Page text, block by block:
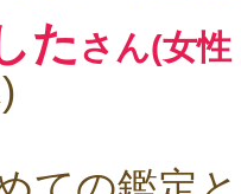
た さん(女性